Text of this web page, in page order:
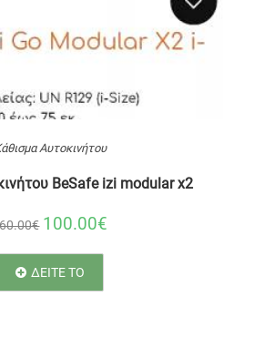
Αυτοκινήτου
BeSafe izi modular x2
100.00€
ΔΕΙΤΕ ΤΟ